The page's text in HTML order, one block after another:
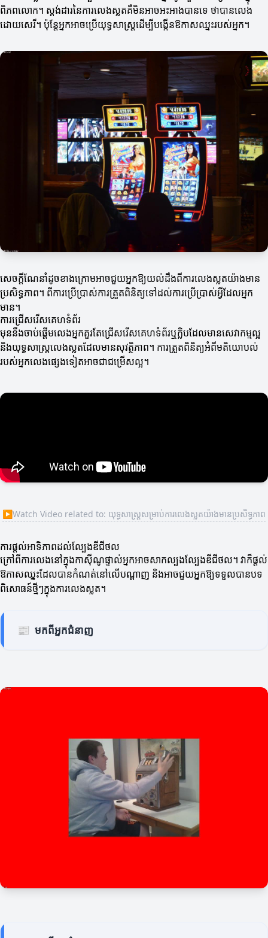
ពិភពលោក។ ស្តង់ដារនៃការលេងស្លតគឺមិនអាចអះអាងបានទេ ថាបានលេង
ដោយសេរី។ ប៉ុន្តែអ្នកអាចប្រើយុទ្ធសាស្ត្រដើម្បីបង្កើនឱកាសឈ្នះរបស់អ្នក។
សេចក្តីណែនាំដូចខាងក្រោមអាចជួយអ្នកឱ្យយល់ដឹងពីការលេងស្លតយ៉ាងមាន
ប្រសិទ្ធភាព។ ពីការប្រើប្រាស់ការត្រួតពិនិត្យទៅដល់ការប្រើប្រាស់អ្វីដែលអ្នក
មាន។
ការជ្រើសរើសគេហទំព័រ
មុននឹងចាប់ផ្តើមលេងអ្នកគួរតែជ្រើសរើសគេហទំព័រឬក្លិបដែលមានសេវាកម្មល្អ
និងយុទ្ធសាស្ត្រលេងស្លតដែលមានសុវត្ថិភាព។ ការត្រួតពិនិត្យអំពីមតិយោបល់
របស់អ្នកលេងផ្សេងទៀតអាចជាជម្រើសល្អ។
▶Watch Video related to: យុទ្ធសាស្ត្រសម្រាប់ការលេងស្លតយ៉ាងមានប្រសិទ្ធភាព
ការផ្តល់អាទិភាពដល់ល្បែងឌីជីថល
ក្រៅពីការលេងនៅក្នុងកាស៊ីណូផ្ទាល់អ្នកអាចសាកល្បងល្បែងឌីជីថល។ វាក៏ផ្តល់
ឱកាសឈ្នះដែលបានកំណត់នៅលើបណ្តាញ និងអាចជួយអ្នកឱ្យទទួលបានបទ
ពិសោធន៍ថ្មីៗក្នុងការលេងស្លត។
📰 មកពីអ្នកជំនាញ